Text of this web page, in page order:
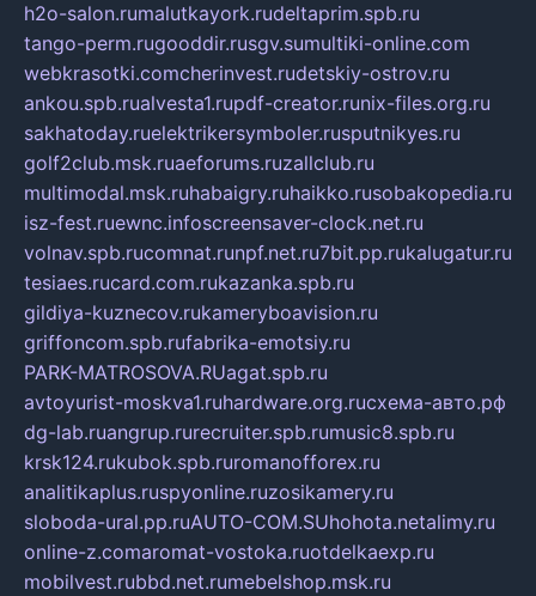
h2o-salon.rumalutkayork.rudeltaprim.spb.ru
tango-perm.rugooddir.rusgv.sumultiki-online.com
webkrasotki.comcherinvest.rudetskiy-ostrov.ru
ankou.spb.rualvesta1.rupdf-creator.runix-files.org.ru
sakhatoday.ruelektrikersymboler.rusputnikyes.ru
golf2club.msk.ruaeforums.ruzallclub.ru
multimodal.msk.ruhabaigry.ruhaikko.rusobakopedia.ru
isz-fest.ruewnc.infoscreensaver-clock.net.ru
volnav.spb.rucomnat.runpf.net.ru7bit.pp.rukalugatur.ru
tesiaes.rucard.com.rukazanka.spb.ru
gildiya-kuznecov.rukameryboavision.ru
griffoncom.spb.rufabrika-emotsiy.ru
PARK-MATROSOVA.RUagat.spb.ru
avtoyurist-moskva1.ruhardware.org.ruсхема-авто.рф
dg-lab.ruangrup.rurecruiter.spb.rumusic8.spb.ru
krsk124.rukubok.spb.ruromanofforex.ru
analitikaplus.ruspyonline.ruzosikamery.ru
sloboda-ural.pp.ruAUTO-COM.SUhohota.netalimy.ru
online-z.comaromat-vostoka.ruotdelkaexp.ru
mobilvest.rubbd.net.rumebelshop.msk.ru